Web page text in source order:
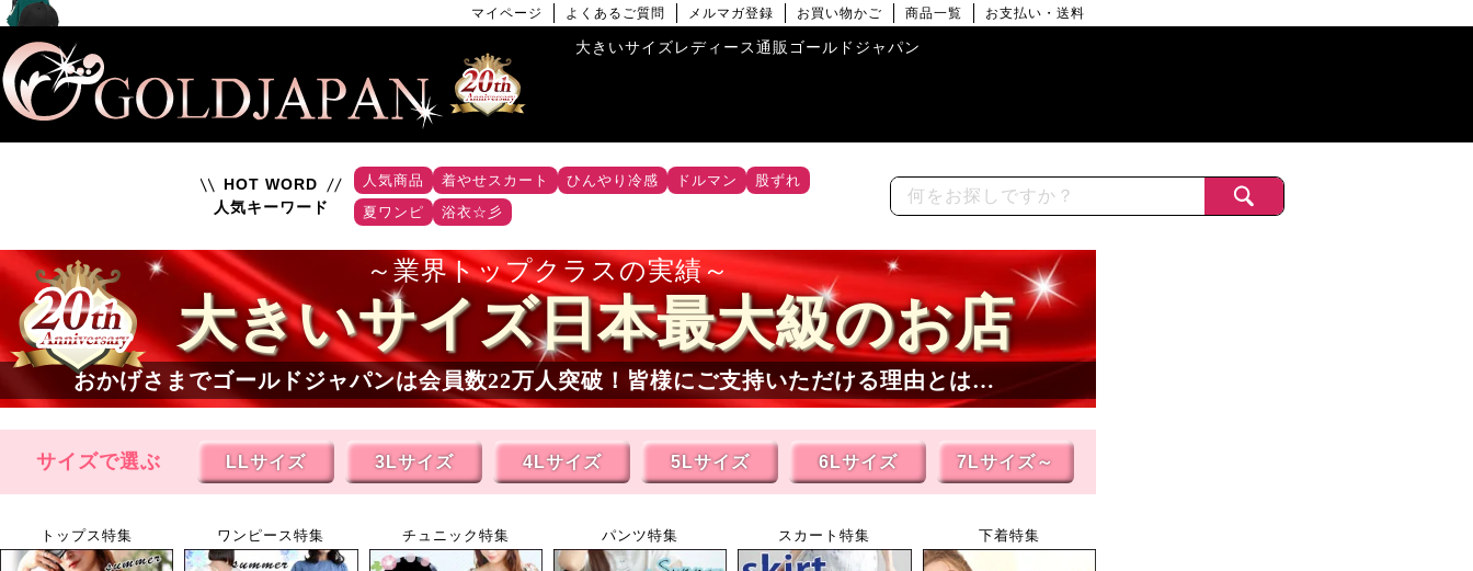
マイページ よくあるご質問 メルマガ登録 お買い物かご 商品一覧 お支払い・送料
大きいサイズレディース通販ゴールドジャパン
HOT WORD
人気キーワード
人気商品 着やせスカート ひんやり冷感 ドルマン
股ずれ
夏ワンピ
浴衣☆彡
業界トップクラスの実績
大きいサイズ日本最大級のお店
おかげさまでゴールドジャパンは会員数22万人突破！皆様にご支持いただける理由とは…
サイズで選ぶ LLサイズ 3Lサイズ 4Lサイズ 5Lサイズ 6Lサイズ 7Lサイズ～
トップス特集 ワンピース特集 チュニック特集 パンツ特集 スカート特集 下着特集